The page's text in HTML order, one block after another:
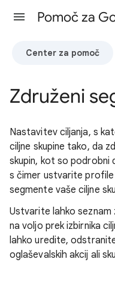
Pomoč za
Center za pomoč
Združeni
Nastavitev ciljanja, s
ciljne skupine tako, da
skupin, kot so podrobni
s čimer ustvarite profile
segmente vaše ciljne
Ustvarite lahko seznam
na voljo prek izbirnika
lahko uredite,
oglaševalskih akcij ali